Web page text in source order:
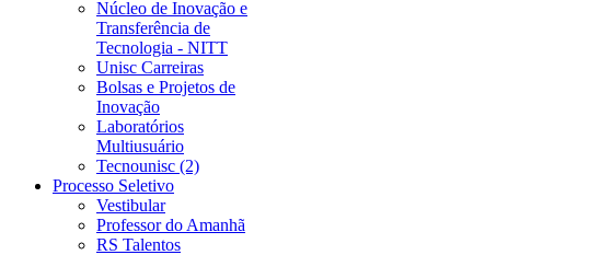
Núcleo de Inovação e
Transferência de
Tecnologia - NITT
Unisc Carreiras
Bolsas e Projetos de
Inovação
Laboratórios
Multiusuário
Tecnounisc (2)
Processo Seletivo
Vestibular
Professor do Amanhã
RS Talentos